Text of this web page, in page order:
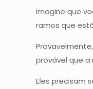
Imagine que
ramos que
provável que
Eles precisam